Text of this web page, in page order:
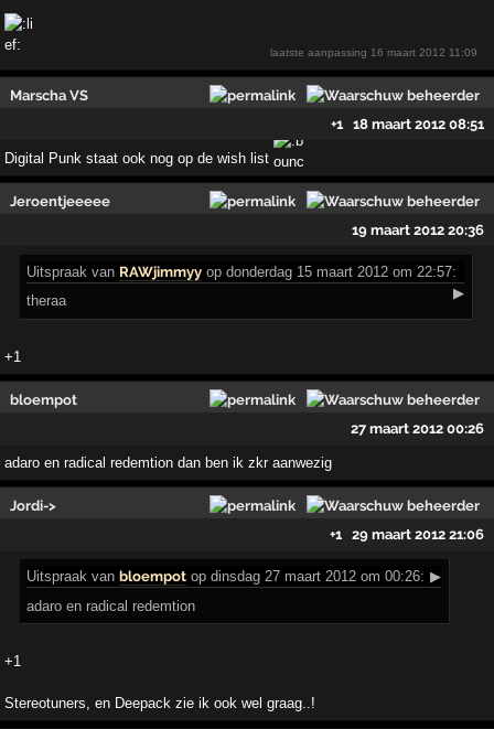
laatste aanpassing 16 maart 2012 11:09
Marscha VS
+1
18 maart 2012 08:51
Digital Punk staat ook nog op de wish list
Jeroentjeeeee
19 maart 2012 20:36
Uitspraak van RAWjimmyy op donderdag 15 maart 2012 om 22:57:
▶
theraa
+1
bloempot
27 maart 2012 00:26
adaro en radical redemtion dan ben ik zkr aanwezig
Jordi->
+1
29 maart 2012 21:06
Uitspraak vanbloempot op dinsdag 27 maart 2012 om 00:26: ▶
adaro en radical redemtion
+1
Stereotuners, en Deepack zie ik ook wel graag..!